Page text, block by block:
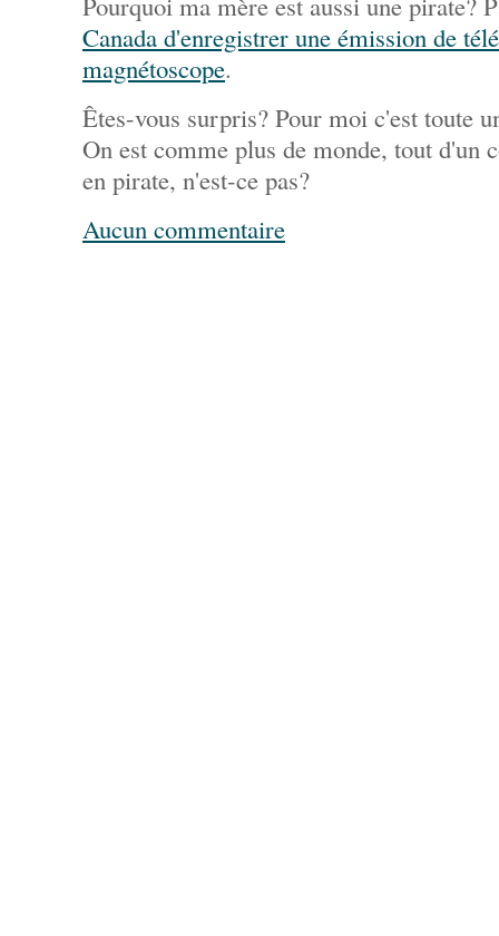
Canada d'enregistrer une émission de
magnétoscope.
Êtes-vous surpris? Pour moi c'est toute
On est comme plus de monde, tout d'un
en pirate, n'est-ce pas?
Aucun commentaire